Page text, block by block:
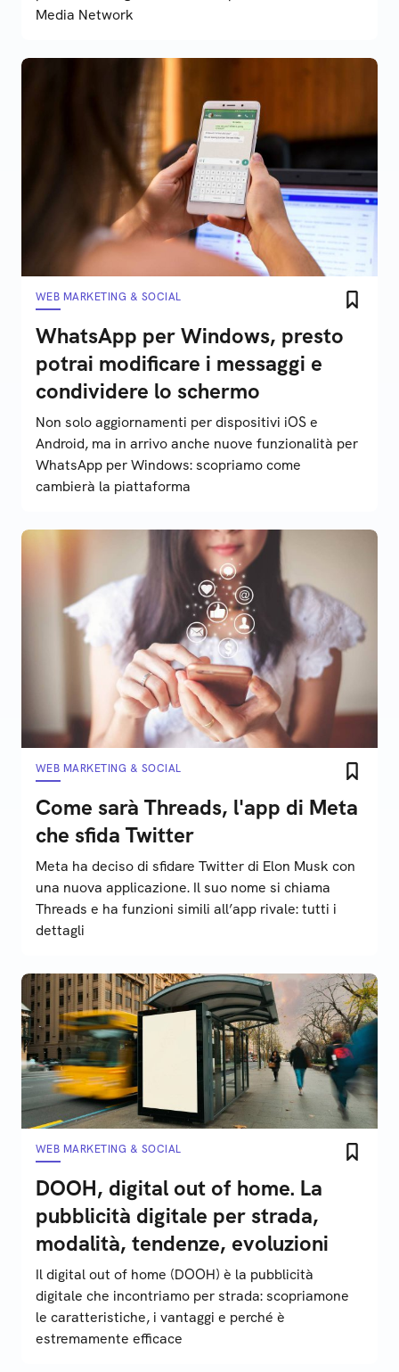
Media Network
WEB MARKETING & SOCIAL
WhatsApp per Windows, presto
potrai modificare i messaggi e
condividere lo schermo
Non solo aggiornamenti per dispositivi iOS e
Android, ma in arrivo anche nuove funzionalità per
WhatsApp per Windows: scopriamo come
cambierà la piattaforma
WEB MARKETING & SOCIAL
Come sarà Threads, l'app di Meta
che sfida Twitter
Meta ha deciso di sfidare Twitter di Elon Musk con
una nuova applicazione. Il suo nome si chiama
Threads e ha funzioni simili all’app rivale: tutti i
dettagli
WEB MARKETING & SOCIAL
DOOH, digital out of home. La
pubblicità digitale per strada,
modalità, tendenze, evoluzioni
Il digital out of home (DOOH) è la pubblicità
digitale che incontriamo per strada: scopriamone
le caratteristiche, i vantaggi e perché è
estremamente efficace